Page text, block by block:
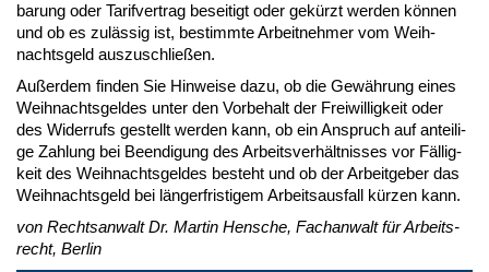
ba­rung oder Ta­rif­ver­trag be­sei­tigt oder ge­kürzt wer­den kön­nen
und ob es zu­läs­sig ist, be­stimm­te Ar­beit­neh­mer vom Weih­
nachts­geld aus­zu­schlie­ßen.
Au­ßer­dem fin­den Sie Hin­wei­se da­zu, ob die Ge­wäh­rung ei­nes
Weih­nachts­gel­des un­ter den Vor­be­halt der Frei­wil­lig­keit oder
des Wi­der­rufs ge­stellt wer­den kann, ob ein An­spruch auf an­tei­li­
ge Zah­lung bei Be­en­di­gung des Ar­beits­ver­hält­nis­ses vor Fäl­lig­
keit des Weih­nachts­gel­des be­steht und ob der Ar­beit­ge­ber das
Weih­nachts­geld bei län­ger­fris­ti­gem Ar­beits­aus­fall kür­zen kann.
von Rechts­an­walt Dr. Mar­tin Hen­sche, Fach­an­walt für Ar­beits­
recht, Ber­lin